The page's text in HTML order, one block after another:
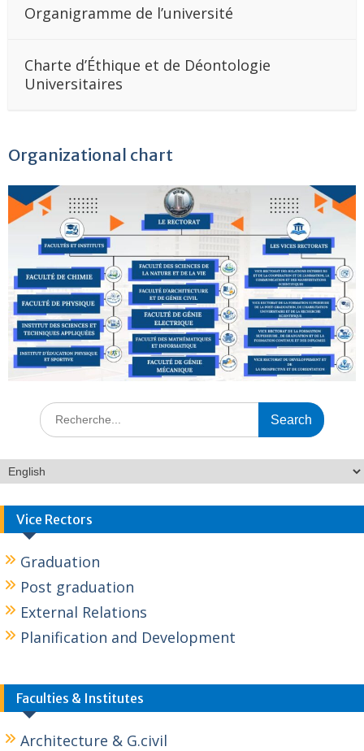
Organigramme de l’université
Charte d’Éthique et de Déontologie
Universitaires
Organizational chart
Vice Rectors
Graduation
Post graduation
External Relations
Planification and Development
Faculties & Institutes
Architecture & G.civil